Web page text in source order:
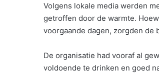
Volgens lokale media werden
getroffen door de warmte.
voorgaande dagen, zorgden de
De organisatie had vooraf al
voldoende te drinken en goed